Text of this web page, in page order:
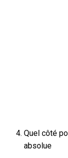
Quel côté
absolue